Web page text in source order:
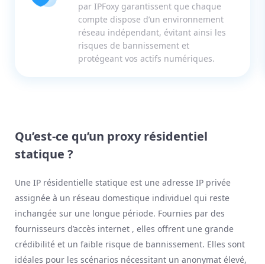
par IPFoxy garantissent que chaque
compte dispose d’un environnement
réseau indépendant, évitant ainsi les
risques de bannissement et
protégeant vos actifs numériques.
Qu’est-ce qu’un proxy résidentiel
statique ?
Une IP résidentielle statique est une adresse IP privée
assignée à un réseau domestique individuel qui reste
inchangée sur une longue période. Fournies par des
fournisseurs d’accès internet , elles offrent une grande
crédibilité et un faible risque de bannissement. Elles sont
idéales pour les scénarios nécessitant un anonymat élevé,